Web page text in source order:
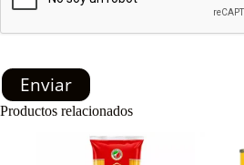
Enviar
Productos relacionados